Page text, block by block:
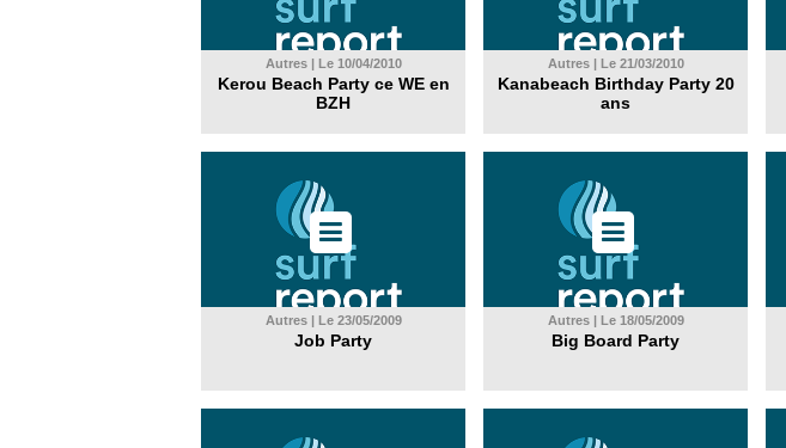
Autres | Le 10/04/2010
Kerou Beach Party ce WE en
BZH
Autres | Le 21/03/2010
Kanabeach Birthday Party 20
ans
Autres | Le 23/05/2009
Job Party
Autres | Le 18/05/2009
Big Board Party